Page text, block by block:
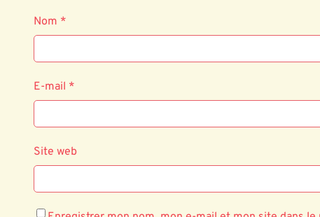
Nom *
E-mail *
Site web